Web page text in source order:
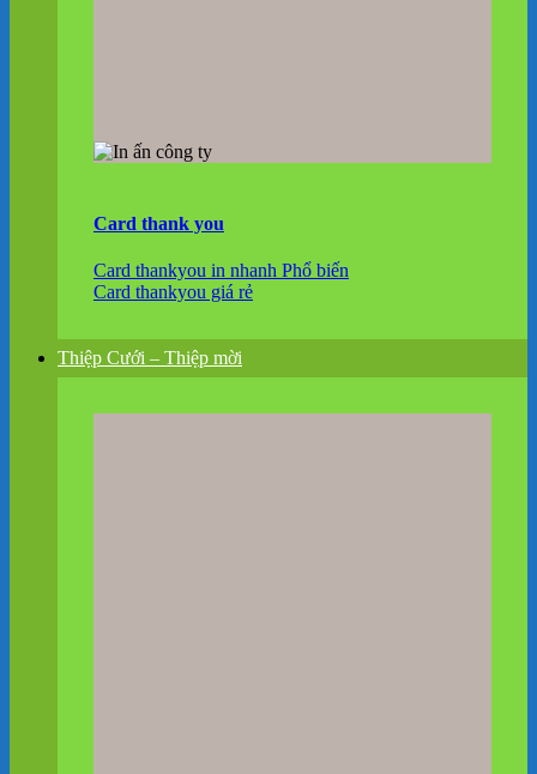
Card thank you
Card thankyou in nhanh
Card thankyou giá rẻ
Thiệp Cưới – Thiệp mời